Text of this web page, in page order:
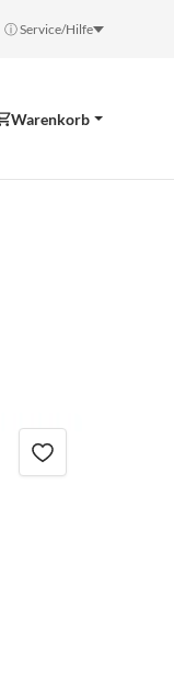
ⓘ Service/Hilfe
Warenkorb